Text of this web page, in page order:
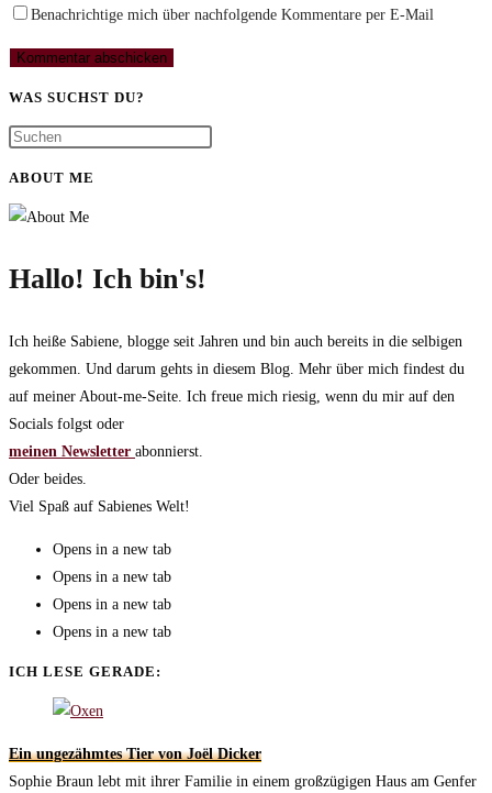
Benachrichtige mich über nachfolgende Kommentare per E-Mail
WAS SUCHST DU?
ABOUT ME
Hallo! Ich bin's!
Ich heiße Sabiene, blogge seit Jahren und bin auch bereits in die selbigen
gekommen. Und darum gehts in diesem Blog. Mehr über mich findest du
auf meiner About-me-Seite. Ich freue mich riesig, wenn du mir auf den
Socials folgst oder
meinen Newsletter abonnierst.
Oder beides.
Viel Spaß auf Sabienes Welt!
Opens in a new tab
Opens in a new tab
Opens in a new tab
Opens in a new tab
ICH LESE GERADE:
Ein ungezähmtes Tier von Joël Dicker
Sophie Braun lebt mit ihrer Familie in einem großzügigen Haus am Genfer